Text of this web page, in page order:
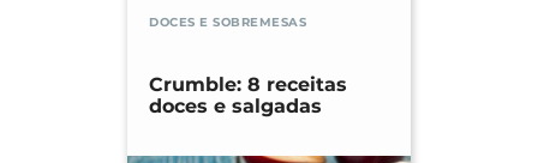
DOCES E SOBREMESAS
Crumble: 8 receitas
doces e salgadas